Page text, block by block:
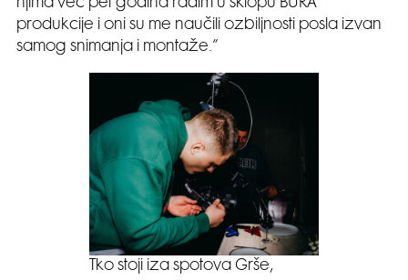
njima već pet godina radim u sklopu BURA
produkcije i oni su me naučili ozbiljnosti posla izvan
samog snimanja i montaže.”
Tko stoji iza spotova Grše,